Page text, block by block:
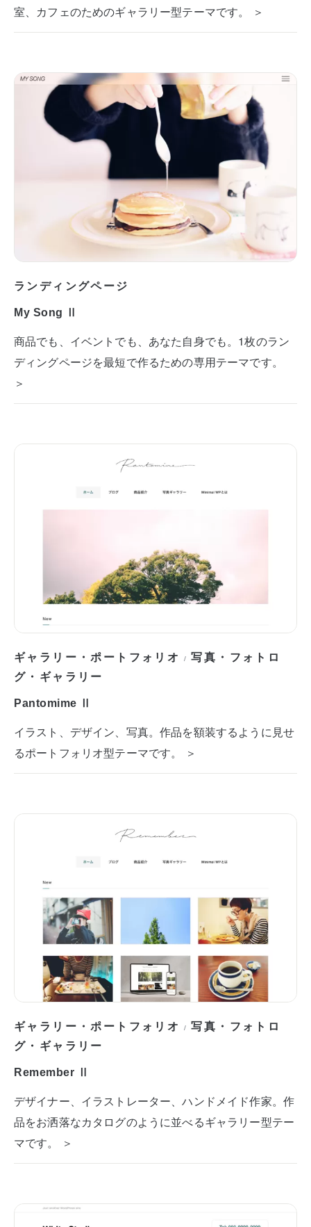
室、カフェのためのギャラリー型テーマです。 ＞
ランディングページ
My Song Ⅱ
商品でも、イベントでも、あなた自身でも。1枚のラン
ディングページを最短で作るための専用テーマです。
＞
ギャラリー・ポートフォリオ /写真・フォトロ
グ・ギャラリー
Pantomime Ⅱ
イラスト、デザイン、写真。作品を額装するように見せ
るポートフォリオ型テーマです。 ＞
ギャラリー・ポートフォリオ /写真・フォトロ
グ・ギャラリー
Remember Ⅱ
デザイナー、イラストレーター、ハンドメイド作家。作
品をお洒落なカタログのように並べるギャラリー型テー
マです。 ＞